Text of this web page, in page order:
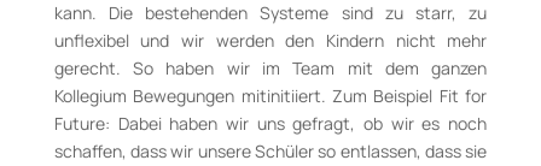
kann. Die bestehenden Systeme sind zu starr, zu
unflexibel und wir werden den Kindern nicht mehr
gerecht. So haben wir im Team mit dem ganzen
Kollegium Bewegungen mitinitiiert. Zum Beispiel Fit for
Future: Dabei haben wir uns gefragt, ob wir es noch
schaffen, dass wir unsere Schüler so entlassen, dass sie